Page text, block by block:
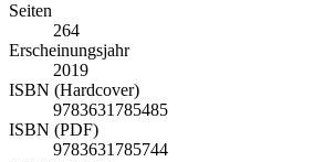
Seiten
264
Erscheinungsjahr
2019
ISBN (Hardcover)
9783631785485
ISBN (PDF)
9783631785744